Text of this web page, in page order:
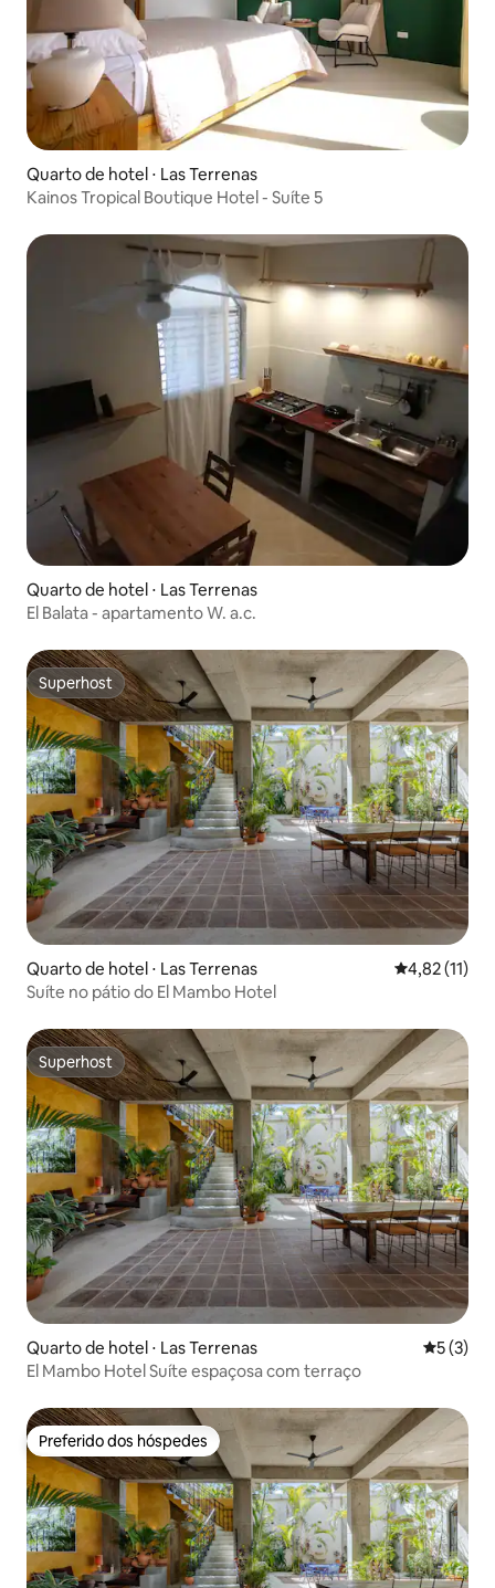
Quarto de hotel ⋅ Las Terrenas
Kainos Tropical Boutique Hotel - Suíte 5
Quarto de hotel ⋅ Las Terrenas
El Balata - apartamento W. a.c.
Superhost
Superhost
Quarto de hotel ⋅ Las Terrenas 4,82 de uma
4,82 (11)
Suíte no pátio do El Mambo Hotel
Superhost
Superhost
Quarto de hotel ⋅ Las Terrenas 5 de
5 (3)
El Mambo Hotel Suíte espaçosa com terraço
Preferido dos hóspedes
Preferido dos hóspedes